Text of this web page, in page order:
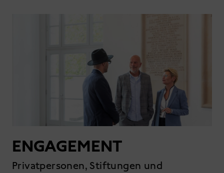
ENGAGEMENT
Privatpersonen, Stiftungen und